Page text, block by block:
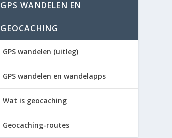
GPS WANDELEN EN
GEOCACHING
GPS wandelen (uitleg)
GPS wandelen en wandelapps
Wat is geocaching
Geocaching-routes